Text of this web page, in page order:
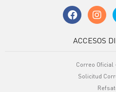
ACCESOS
Correo Oficial
Solicitud